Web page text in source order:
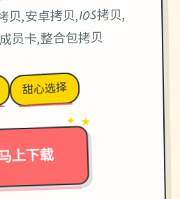
贝,安卓拷贝,IOS拷贝,
员卡,整合包拷贝
甜心选择
上下载
→
✦ ★